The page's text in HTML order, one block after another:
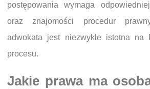
postępowania wymaga
oraz znajomości procedur
adwokata jest niezwykle istotna na
procesu.
Jakie prawa ma